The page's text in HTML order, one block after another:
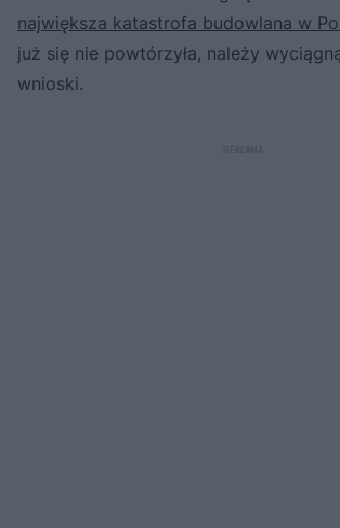
największa katastrofa budowlana w
już się nie powtórzyła, należy
wnioski.